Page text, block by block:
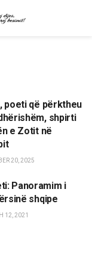
poeti që përktheu
shpirti
e Zotit në
20, 2025
Panoramim i
shqipe
12, 2021